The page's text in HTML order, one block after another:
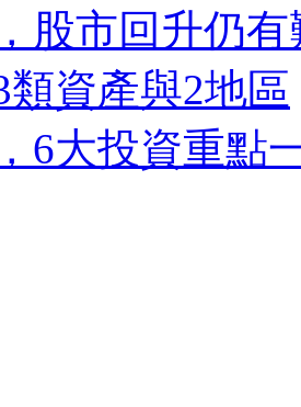
股市回升仍
資產與2地區
6大投資重點